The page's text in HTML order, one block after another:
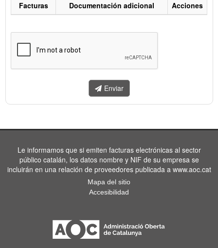
enviar.
Facturas Documentación adicional Acciones
Enviar
Le informamos que si emiten facturas electrónicas al sector
público catalán, los datos nombre y NIF de su empresa se
incluirán en una relación de proveedores publicada a www.aoc.cat
Mapa del sitio
Accesibilidad